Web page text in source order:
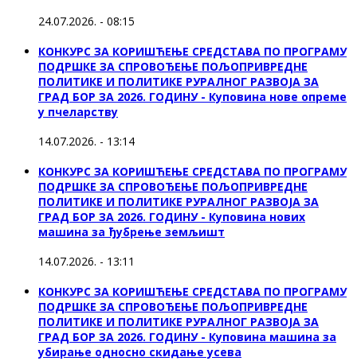
24.07.2026. - 08:15
КОНКУРС ЗА КОРИШЋЕЊЕ СРЕДСТАВА ПО ПРОГРАМУ
ПОДРШКЕ ЗА СПРОВОЂЕЊЕ ПОЉОПРИВРЕДНЕ
ПОЛИТИКЕ И ПОЛИТИКЕ РУРАЛНОГ РАЗВОЈА ЗА
ГРАД БОР ЗА 2026. ГОДИНУ - Куповина нове опреме
у пчеларству
14.07.2026. - 13:14
КОНКУРС ЗА КОРИШЋЕЊЕ СРЕДСТАВА ПО ПРОГРАМУ
ПОДРШКЕ ЗА СПРОВОЂЕЊЕ ПОЉОПРИВРЕДНЕ
ПОЛИТИКЕ И ПОЛИТИКЕ РУРАЛНОГ РАЗВОЈА ЗА
ГРАД БОР ЗА 2026. ГОДИНУ - Куповина нових
машина за ђубрење земљишт
14.07.2026. - 13:11
КОНКУРС ЗА КОРИШЋЕЊЕ СРЕДСТАВА ПО ПРОГРАМУ
ПОДРШКЕ ЗА СПРОВОЂЕЊЕ ПОЉОПРИВРЕДНЕ
ПОЛИТИКЕ И ПОЛИТИКЕ РУРАЛНОГ РАЗВОЈА ЗА
ГРАД БОР ЗА 2026. ГОДИНУ - Куповинa машина за
убирање односно скидање усева